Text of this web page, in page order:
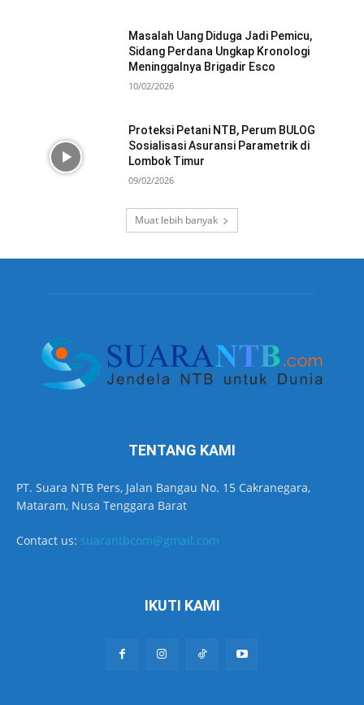
Masalah Uang Diduga Jadi Pemicu,
Sidang Perdana Ungkap Kronologi
Meninggalnya Brigadir Esco
10/02/2026
Proteksi Petani NTB, Perum BULOG
Sosialisasi Asuransi Parametrik di
Lombok Timur
09/02/2026
Muat lebih banyak
TENTANG KAMI
PT. Suara NTB Pers, Jalan Bangau No. 15 Cakranegara,
Mataram, Nusa Tenggara Barat
Contact us: suarantbcom@gmail.com
IKUTI KAMI